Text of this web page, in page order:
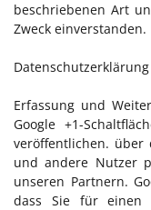
beschriebenen Art
Zweck einverstanden.
Erfassung und
Google +1-
veröffentlichen. über
und andere Nutzer
unseren Partnern.
dass Sie für einen